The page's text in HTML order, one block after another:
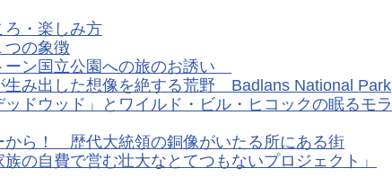
ろ・楽しみ方
つの象徴
ーン国立公園への旅のお誘い
み出した想像を絶する荒野 Badlans National Park
ドウッド」とワイルド・ビル・ヒコックの眠るモラ
から！ 歴代大統領の銅像がいたる所にある街
の自費で営む壮大なとてつもないプロジェクト」